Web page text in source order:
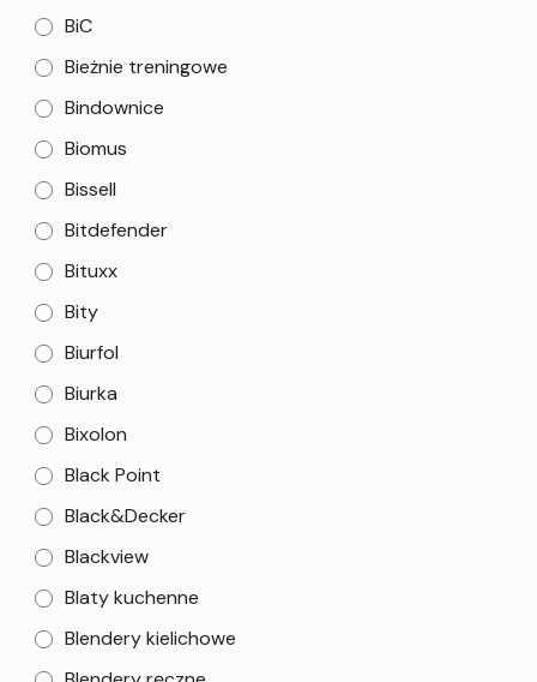
BiC
Bieżnie treningowe
Bindownice
Biomus
Bissell
Bitdefender
Bituxx
Bity
Biurfol
Biurka
Bixolon
Black Point
Black&Decker
Blackview
Blaty kuchenne
Blendery kielichowe